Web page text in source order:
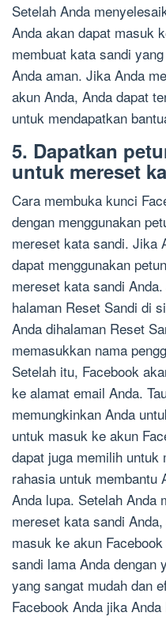
Setelah Anda
Anda akan dapat masuk
membuat kata sandi
Anda aman. Jika Anda
akun Anda, Anda dapat
untuk mendapatkan
5. Dapatkan
untuk mereset
Cara membuka kunci
dengan menggunakan
mereset kata sandi. Jika
dapat menggunakan
mereset kata sandi
halaman Reset Sandi di
Anda dihalaman Reset
memasukkan nama
Setelah itu, Facebook
ke alamat email Anda.
memungkinkan Anda
untuk masuk ke akun
dapat juga memilih untuk
rahasia untuk membantu
Anda lupa. Setelah Anda
mereset kata sandi
masuk ke akun
sandi lama Anda dengan
yang sangat mudah dan
Facebook Anda jika